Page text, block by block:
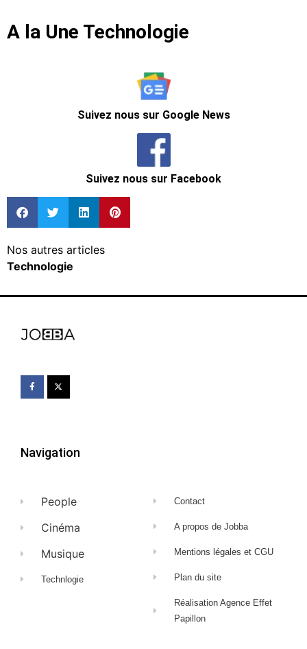
A la Une Technologie
Suivez nous sur Google News
Suivez nous sur Facebook
Nos autres articles
Technologie
Navigation
People
Cinéma
Musique
Technlogie
Contact
A propos de Jobba
Mentions légales et CGU
Plan du site
Réalisation Agence Effet
Papillon